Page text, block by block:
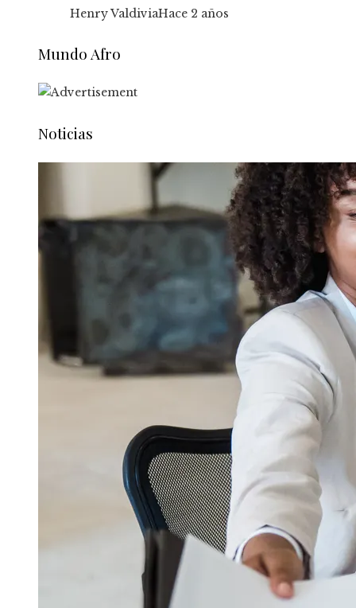
Henry ValdiviaHace 2 años
Mundo Afro
Noticias